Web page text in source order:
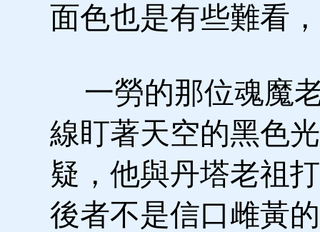
面色也是有些難看
一勞的那位魂魔
線盯著天空的黑色
疑，他與丹塔老祖
後者不是信口雌黃